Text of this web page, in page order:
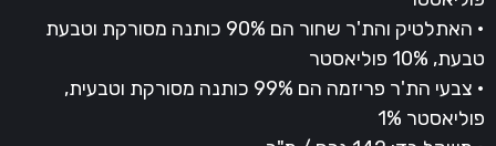
• האתלטיק והת'ר שחור הם 90% כותנה מסורקת וטבעת
10% פוליאסטר
• צבעי הת'ר פריזמה הם 99% כותנה מסורקת וטבעית,
1%